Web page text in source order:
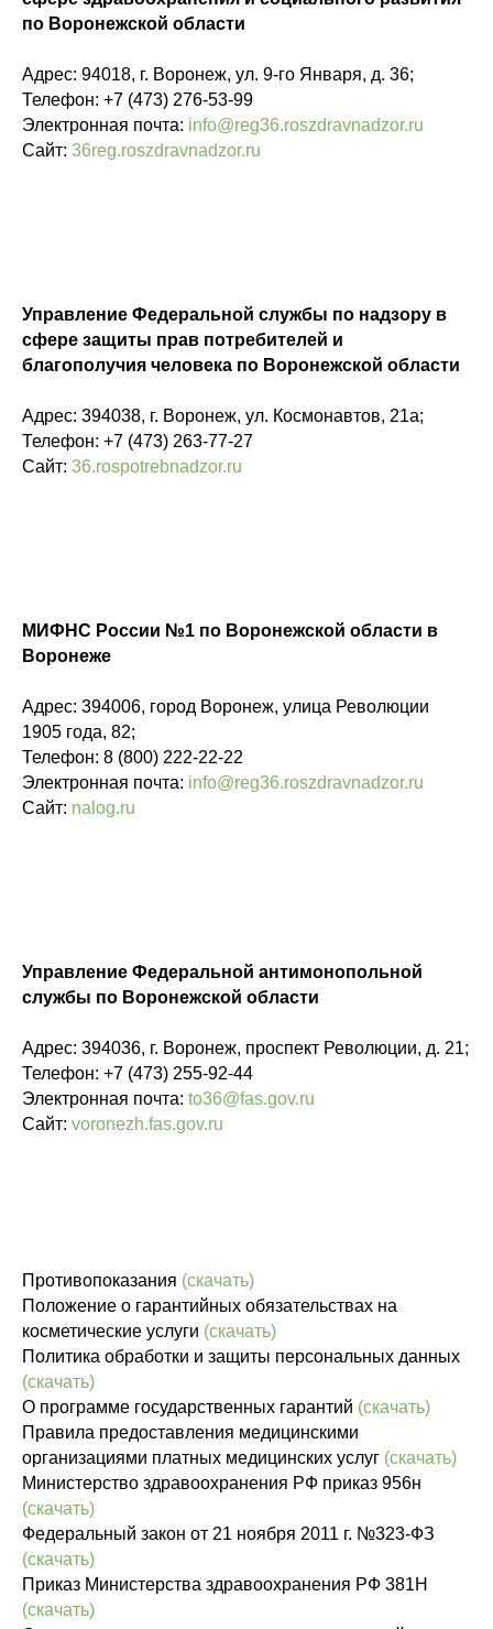
по Воронежской области
Адрес: 94018, г. Воронеж, ул. 9-го Января, д. 36;
Телефон: +7 (473) 276-53-99
Электронная почта: info@reg36.roszdravnadzor.ru
Сайт: 36reg.roszdravnadzor.ru
Управление Федеральной службы по надзору в
сфере защиты прав потребителей и
благополучия человека по Воронежской области
Адрес: 394038, г. Воронеж, ул. Космонавтов, 21а;
Телефон: +7 (473) 263-77-27
Сайт: 36.rospotrebnadzor.ru
МИФНС России №1 по Воронежской области в
Воронеже
Адрес: 394006, город Воронеж, улица Революции
1905 года, 82;
Телефон: 8 (800) 222-22-22
Электронная почта: info@reg36.roszdravnadzor.ru
Сайт: nalog.ru
Управление Федеральной антимонопольной
службы по Воронежской области
Адрес: 394036, г. Воронеж, проспект Революции, д. 21;
Телефон: +7 (473) 255-92-44
Электронная почта: to36@fas.gov.ru
Сайт: voronezh.fas.gov.ru
Противопоказания (скачать)
Положение о гарантийных обязательствах на
косметические услуги (скачать)
Политика обработки и защиты персональных данных
(скачать)
О программе государственных гарантий (скачать)
Правила предоставления медицинскими
организациями платных медицинских услуг (скачать)
Министерство здравоохранения РФ приказ 956н
(скачать)
Федеральный закон от 21 ноября 2011 г. №323-ФЗ
(скачать)
Приказ Министерства здравоохранения РФ 381Н
(скачать)